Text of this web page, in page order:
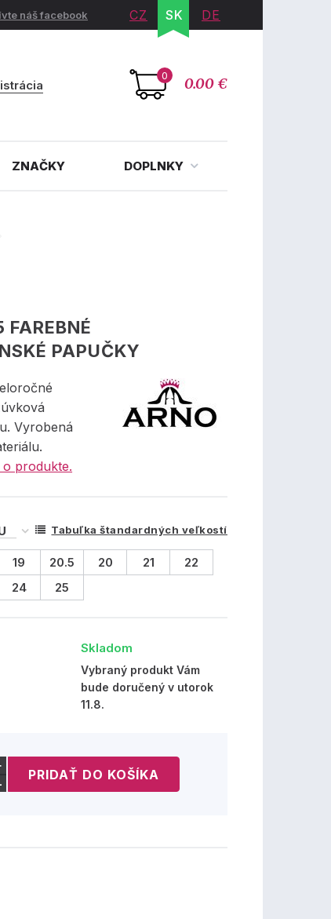
náš facebook CZ SK DE
0 0.00 €
ZNAČKY DOPLNKY
PAPUČKY
Vyrobená
produkte.
Tabuľka štandardných veľkostí
19 20.5 20 21
22
24 25
Skladom
Vybraný produkt Vám
bude doručený v utorok
11.8.